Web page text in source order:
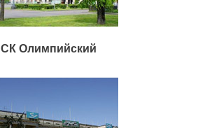
СК Олимпийский